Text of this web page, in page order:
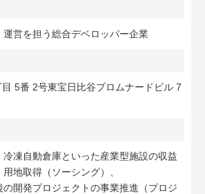
運営を担う総合デベロッパー企業
5番 2号東宝日比谷プロムナードビル 7
冷凍自動倉庫といった産業型施設の収益
地取得（ソーシング）、
の開発プロジェクトの事業推進（プロジ